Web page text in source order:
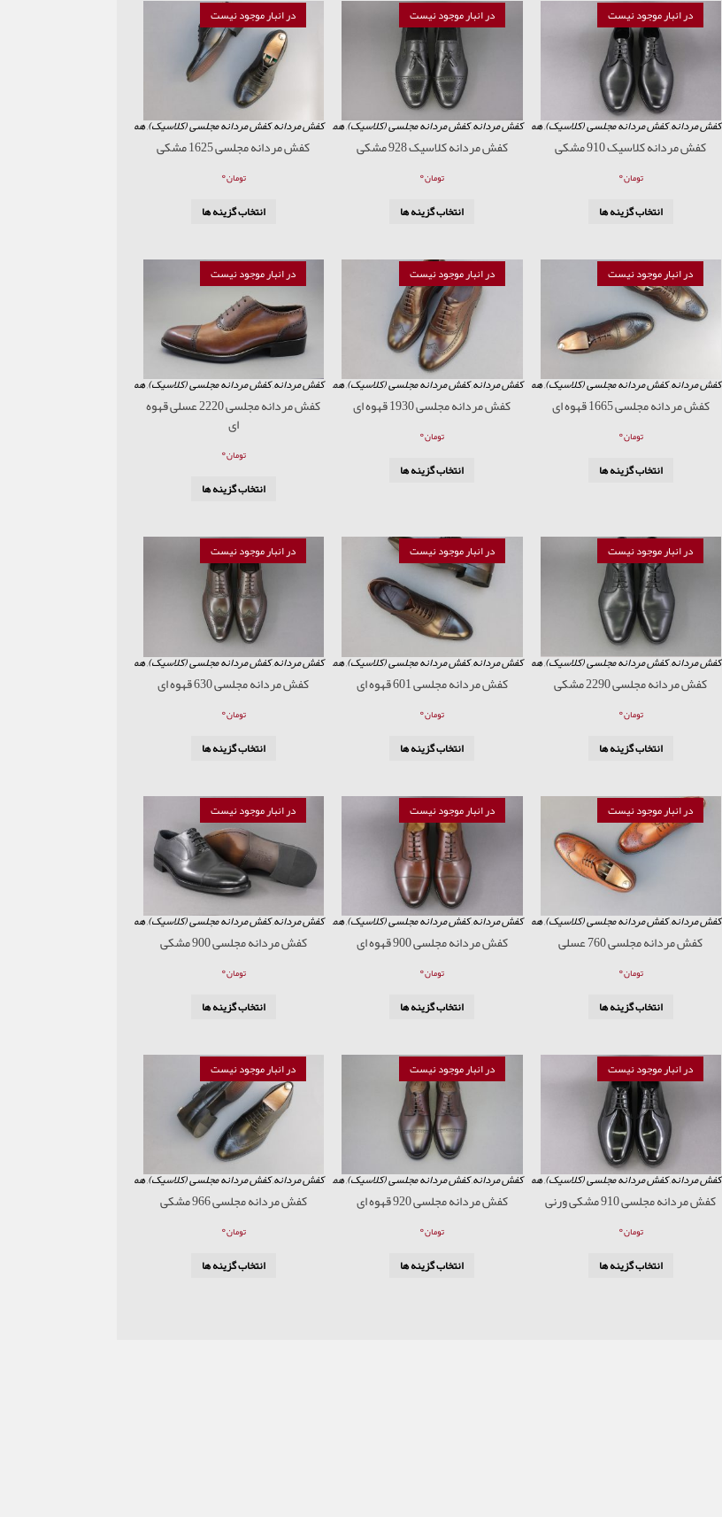
در انبار موجود نیست
کفش مردانه,کفش مردانه مجلسی (کلاسیک),همه محصولات
کفش مردانه کلاسیک 910 مشکی
تومان۰
انتخاب گزینه ها
در انبار موجود نیست
کفش مردانه,کفش مردانه مجلسی (کلاسیک),همه محصولات
کفش مردانه کلاسیک 928 مشکی
تومان۰
انتخاب گزینه ها
در انبار موجود نیست
کفش مردانه,کفش مردانه مجلسی (کلاسیک),همه محصولات
کفش مردانه مجلسی 1625 مشکی
تومان۰
انتخاب گزینه ها
در انبار موجود نیست
کفش مردانه,کفش مردانه مجلسی (کلاسیک),همه محصولات
کفش مردانه مجلسی 1665 قهوه ای
تومان۰
انتخاب گزینه ها
در انبار موجود نیست
کفش مردانه,کفش مردانه مجلسی (کلاسیک),همه محصولات
کفش مردانه مجلسی 1930 قهوه ای
تومان۰
انتخاب گزینه ها
در انبار موجود نیست
کفش مردانه,کفش مردانه مجلسی (کلاسیک),همه محصولات
کفش مردانه مجلسی 2220 عسلی قهوه
ای
تومان۰
انتخاب گزینه ها
در انبار موجود نیست
کفش مردانه,کفش مردانه مجلسی (کلاسیک),همه محصولات
کفش مردانه مجلسی 2290 مشکی
تومان۰
انتخاب گزینه ها
در انبار موجود نیست
کفش مردانه,کفش مردانه مجلسی (کلاسیک),همه محصولات
کفش مردانه مجلسی 601 قهوه ای
تومان۰
انتخاب گزینه ها
در انبار موجود نیست
کفش مردانه,کفش مردانه مجلسی (کلاسیک),همه محصولات
کفش مردانه مجلسی 630 قهوه ای
تومان۰
انتخاب گزینه ها
در انبار موجود نیست
کفش مردانه,کفش مردانه مجلسی (کلاسیک),همه محصولات
کفش مردانه مجلسی 760 عسلی
تومان۰
انتخاب گزینه ها
در انبار موجود نیست
کفش مردانه,کفش مردانه مجلسی (کلاسیک),همه محصولات
کفش مردانه مجلسی 900 قهوه ای
تومان۰
انتخاب گزینه ها
در انبار موجود نیست
کفش مردانه,کفش مردانه مجلسی (کلاسیک),همه محصولات
کفش مردانه مجلسی 900 مشکی
تومان۰
انتخاب گزینه ها
در انبار موجود نیست
کفش مردانه,کفش مردانه مجلسی (کلاسیک),همه محصولات
کفش مردانه مجلسی 910 مشکی ورنی
تومان۰
انتخاب گزینه ها
در انبار موجود نیست
کفش مردانه,کفش مردانه مجلسی (کلاسیک),همه محصولات
کفش مردانه مجلسی 920 قهوه ای
تومان۰
انتخاب گزینه ها
در انبار موجود نیست
کفش مردانه,کفش مردانه مجلسی (کلاسیک),همه محصولات
کفش مردانه مجلسی 966 مشکی
تومان۰
انتخاب گزینه ها